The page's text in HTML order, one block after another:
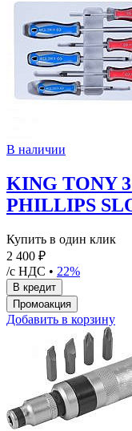
В наличии
KING TONY
PHILLIPS
Купить в один клик
2 400 ₽
/с НДС • 22%
Добавить в корзину